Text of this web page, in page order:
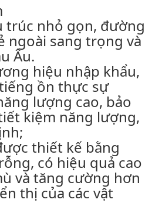
trúc nhỏ gọn, đường
ngoài sang trọng và
Âu.
hiệu nhập khẩu,
ồn thực sự
lượng cao, bảo
kiệm năng lượng,
thiết kế bằng
có hiệu quả cao
và tăng cường hơn
thị của các vật